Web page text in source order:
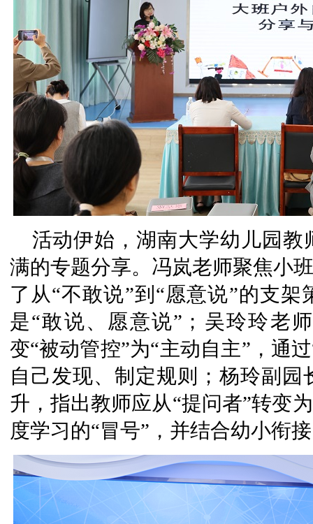
活动伊始，湖南大学幼儿园
满的专题分享。冯岚老师聚焦小
了从“不敢说”到“愿意说”的支
是“敢说、愿意说”；吴玲玲老
变“被动管控”为“主动自主”，通
自己发现、制定规则；杨玲副
升，指出教师应从“提问者”转变
度学习的“冒号”，并结合幼小衔